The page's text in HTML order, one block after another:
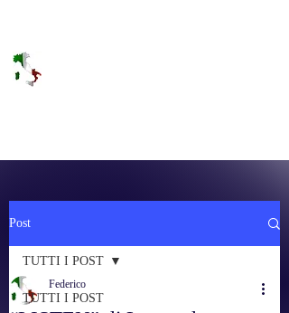
Post
TUTTI I POST
TUTTI I POST
Federico